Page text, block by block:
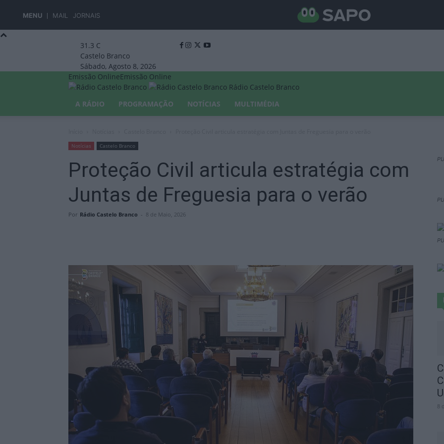
MENU MAIL JORNAIS
31.3 C
Castelo Branco
Sábado, Agosto 8, 2026
Emissão OnlineEmissão Online
Rádio Castelo Branco
A RÁDIO
PROGRAMAÇÃO NOTÍCIAS MULTIMÉDIA
Notícias Castelo Branco
Proteção Civil articula estratégia com
Juntas de Freguesia para o verão
Por Rádio Castelo Branco - 8 de Maio, 2026
8